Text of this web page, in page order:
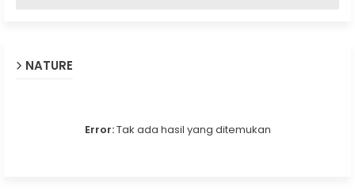
NATURE
Error:Tak ada hasil yang ditemukan